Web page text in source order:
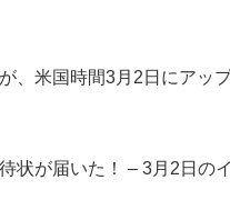
、米国時間3月2日にアッ
状が届いた！ – 3月2日の